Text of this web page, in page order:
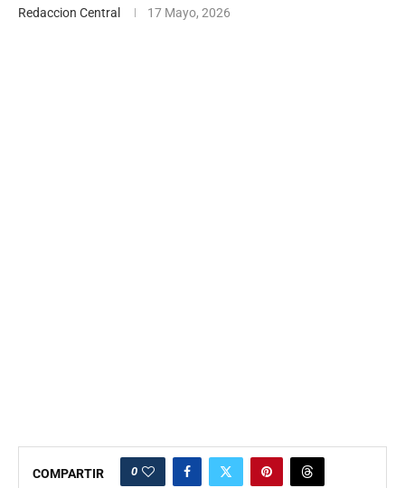
Redaccion Central 17 Mayo, 2026
COMPARTIR 0